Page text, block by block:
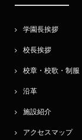
学園長挨拶
校長挨拶
校章・校歌・制服
沿革
施設紹介
アクセスマップ